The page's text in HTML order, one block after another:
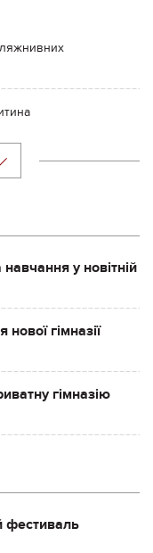
у новітній
гімназії
гімназію
фестиваль